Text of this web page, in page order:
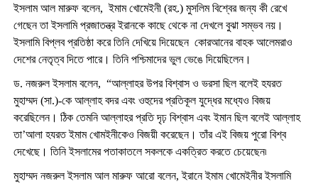
ইসলাম আল মারুফ বলেন, ইমাম খোমেইনী (রহ.) মুসলিম বিশ্বের জন্য কী রেখে
গেছেন তা ইসলামি প্রজাতন্ত্র ইরানকে কাছে থেকে না দেখলে বুঝা সম্ভব নয়।
ইসলামি বিপ্লব প্রতিষ্ঠা করে তিনি দেখিয়ে দিয়েছেন কোরআনের বাহক আলেমরাও
দেশের নেতৃত্ব দিতে পারে। তিনি পশ্চিমাদের ভুল ভেঙে দিয়েছিলেন।
ড. নজরুল ইসলাম বলেন, “আল্লাহর উপর বিশ্বাস ও ভরসা ছিল বলেই হযরত
মুহাম্মদ (সা.)-কে আল্লাহ বদর এবং ওহুদের প্রতিকূল যুদ্ধের মধ্যেও বিজয়
করেছিলেন। ঠিক তেমনি আল্লাহর প্রতি দৃঢ় বিশ্বাস এবং ইমান ছিল বলেই আল্লাহ
তা’আলা হযরত ইমাম খোমইনীকেও বিজয়ী করেছেন। তাঁর এই বিজয় পুরো বিশ্ব
দেখেছে। তিনি ইসলামের পতাকাতলে সকলকে একত্রিত করতে চেয়েছেন৷
মুহাম্মদ নজরুল ইসলাম আল মারুফ আরো বলেন, ইরানে ইমাম খোমেইনীর ইসলামি